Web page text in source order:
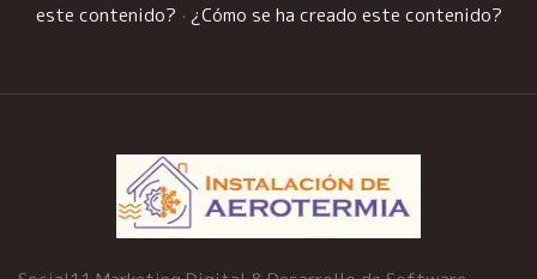
este contenido? · ¿Cómo se ha creado este contenido?